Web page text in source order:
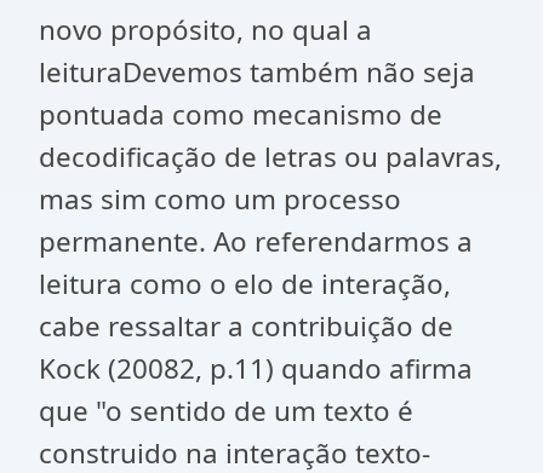
novo propósito, no qual a
leituraDevemos também não seja
pontuada como mecanismo de
decodificação de letras ou palavras,
mas sim como um processo
permanente. Ao referendarmos a
leitura como o elo de interação,
cabe ressaltar a contribuição de
Kock (20082, p.11) quando afirma
que "o sentido de um texto é
construido na interação texto-